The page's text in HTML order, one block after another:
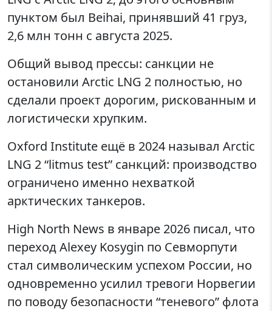
пунктом был Beihai, принявший 41 груз,
2,6 млн тонн с августа 2025.
Общий вывод прессы: санкции не
остановили Arctic LNG 2 полностью, но
сделали проект дорогим, рискованным и
логистически хрупким.
Oxford Institute ещё в 2024 называл Arctic
LNG 2 “litmus test” санкций: производство
ограничено именно нехваткой
арктических танкеров.
High North News в январе 2026 писал, что
переход Alexey Kosygin по Севморпути
стал символическим успехом России, но
одновременно усилил тревоги Норвегии
по поводу безопасности “теневого” флота